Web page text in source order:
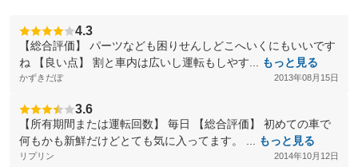
4.3
【総合評価】 パーツなども困りせんしどこへいくにもいいです
ね 【良い点】 割と車内は広いし運転もしやす...
もっと見る
かずきだぽ 2013年08月15日
3.6
【所有期間または運転回数】 毎日 【総合評価】 初めての車で
何もかも新鮮だけどとても気に入ってます。 ...
もっと見る
リプリン 2014年10月12日